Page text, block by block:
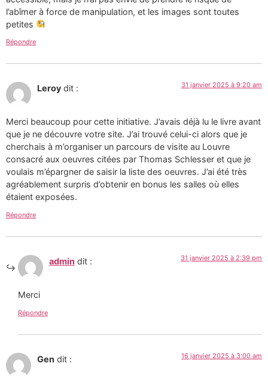
l’abîmer à force de manipulation, et les images sont toutes
petites
Répondre
Leroy dit : 31 janvier 2025 à 9:20 am
Merci beaucoup pour cette initiative. J’avais déjà lu le livre avant
que je ne découvre votre site. J’ai trouvé celui-ci alors que je
cherchais à m’organiser un parcours de visite au Louvre
consacré aux oeuvres citées par Thomas Schlesser et que je
voulais m’épargner de saisir la liste des oeuvres. J’ai été très
agréablement surpris d’obtenir en bonus les salles où elles
étaient exposées.
Répondre
admin dit : 31 janvier 2025 à 2:39 pm
Merci
Répondre
Gen dit : 16 janvier 2025 à 3:00 am